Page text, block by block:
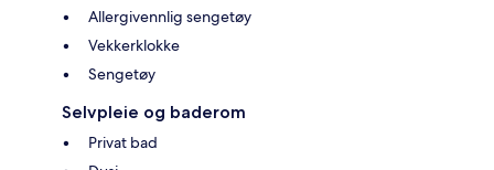
Allergivennlig sengetøy
Vekkerklokke
Sengetøy
Selvpleie og baderom
Privat bad